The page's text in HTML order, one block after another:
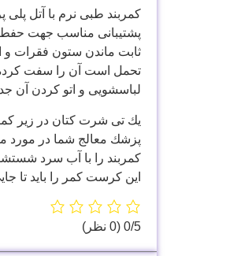
کمربند طبی نرم با آتل
ثابت ماندن ستون فقرات و
تحمل است آن را سفت کرده
لباسشویی و اتو کردن آن
يك تی شرت كتان در زير
پزشك معالج شما در مورد
كمربند را با آب سرد
این کرست کمر را بايد تا
‫0/5 ‫(0 نظر)